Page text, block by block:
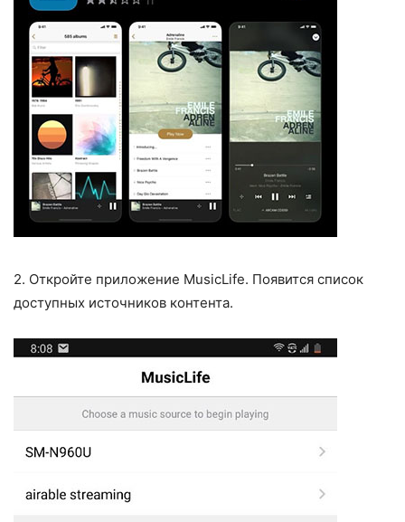
2. Откройте приложение MusicLife. Появится список
доступных источников контента.